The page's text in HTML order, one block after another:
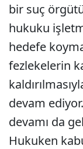
bir suç
hukuku
hedefe
fezlekelerin
devam
devamı da
Hukuken